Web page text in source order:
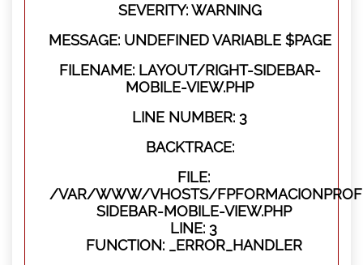
SEVERITY: WARNING
MESSAGE: UNDEFINED VARIABLE $PAGE
FILENAME: LAYOUT/RIGHT-SIDEBAR-
MOBILE-VIEW.PHP
LINE NUMBER: 3
BACKTRACE:
FILE:
/VAR/WWW/VHOSTS/
SIDEBAR-MOBILE-VIEW.PHP
LINE: 3
FUNCTION: _ERROR_HANDLER